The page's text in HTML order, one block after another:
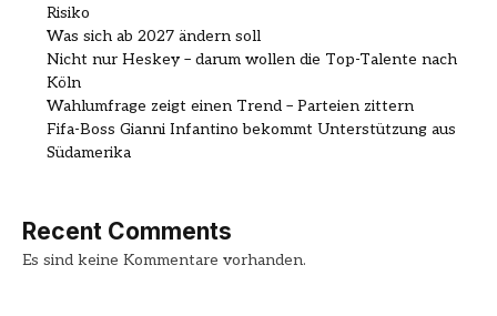
Risiko
Was sich ab 2027 ändern soll
Nicht nur Heskey – darum wollen die Top-Talente nach
Köln
Wahlumfrage zeigt einen Trend – Parteien zittern
Fifa-Boss Gianni Infantino bekommt Unterstützung aus
Südamerika
Recent Comments
Es sind keine Kommentare vorhanden.